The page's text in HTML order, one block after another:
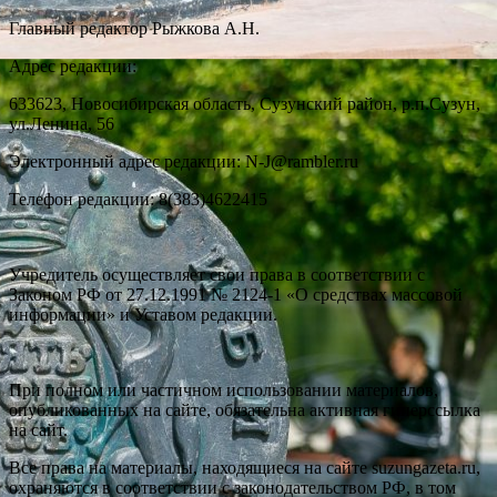
Главный редактор Рыжкова А.Н.
Адрес редакции:
633623, Новосибирская область, Сузунский район, р.п.Сузун,
ул.Ленина, 56
Электронный адрес редакции: N-J@rambler.ru
Телефон редакции: 8(383)4622415
Учредитель осуществляет свои права в соответствии с
Законом РФ от 27.12.1991 № 2124-1 «О средствах массовой
информации» и Уставом редакции.
При полном или частичном использовании материалов,
опубликованных на сайте, обязательна активная гиперссылка
на сайт.
Все права на материалы, находящиеся на сайте suzungazeta.ru,
охраняются в соответствии с законодательством РФ, в том